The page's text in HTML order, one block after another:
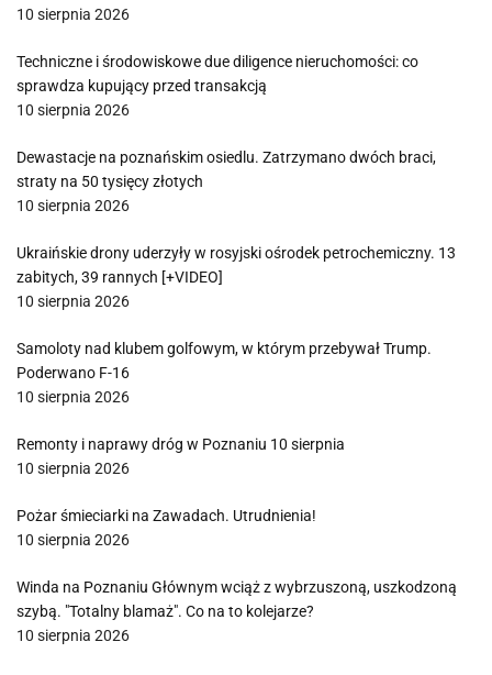
10 sierpnia 2026
Techniczne i środowiskowe due diligence nieruchomości: co
sprawdza kupujący przed transakcją
10 sierpnia 2026
Dewastacje na poznańskim osiedlu. Zatrzymano dwóch braci,
straty na 50 tysięcy złotych
10 sierpnia 2026
Ukraińskie drony uderzyły w rosyjski ośrodek petrochemiczny. 13
zabitych, 39 rannych [+VIDEO]
10 sierpnia 2026
Samoloty nad klubem golfowym, w którym przebywał Trump.
Poderwano F-16
10 sierpnia 2026
Remonty i naprawy dróg w Poznaniu 10 sierpnia
10 sierpnia 2026
Pożar śmieciarki na Zawadach. Utrudnienia!
10 sierpnia 2026
Winda na Poznaniu Głównym wciąż z wybrzuszoną, uszkodzoną
szybą. "Totalny blamaż". Co na to kolejarze?
10 sierpnia 2026